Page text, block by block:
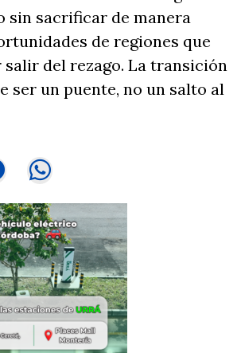
sin sacrificar de manera
de regiones que
del rezago. La transición
ser un puente, no un salto al